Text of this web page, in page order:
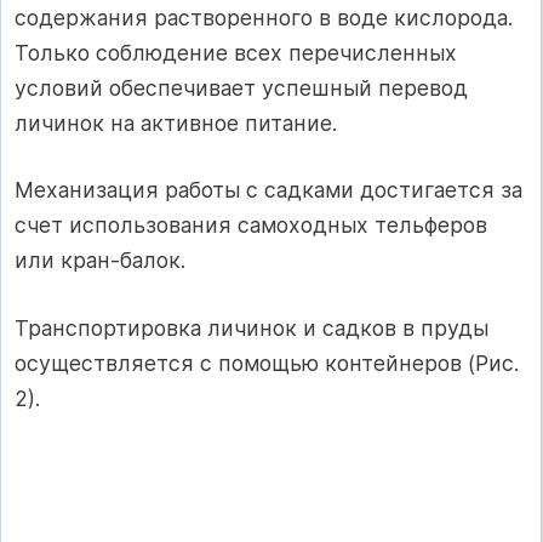
содержания растворенного в воде кислорода.
Только соблюдение всех перечисленных
условий обеспечивает успешный перевод
личинок на активное питание.
Механизация работы с садками достигается за
счет использования самоходных тельферов
или кран-балок.
Транспортировка личинок и садков в пруды
осуществляется с помощью контейнеров (Рис.
2).